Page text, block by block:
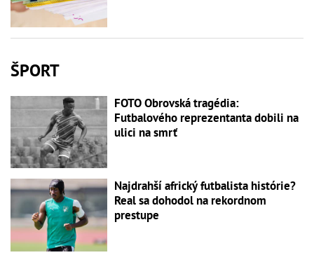
ŠPORT
FOTO Obrovská tragédia:
Futbalového reprezentanta dobili na
ulici na smrť
Najdrahší africký futbalista histórie?
Real sa dohodol na rekordnom
prestupe